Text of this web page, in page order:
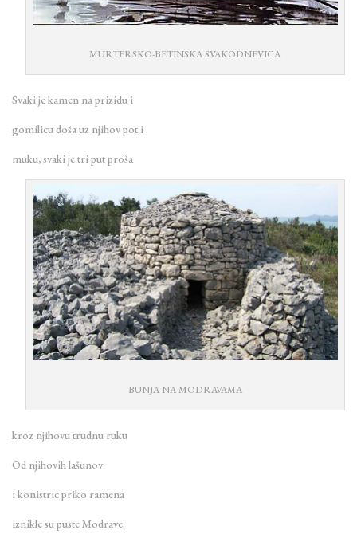
MURTERSKO-BETINSKA SVAKODNEVICA
Svaki je kamen na prizidu i
gomilicu doša uz njihov pot i
muku, svaki je tri put proša
BUNJA NA MODRAVAMA
kroz njihovu trudnu ruku
Od njihovih lašunov
i konistric priko ramena
iznikle su puste Modrave.